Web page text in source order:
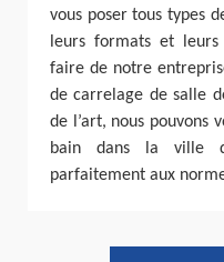
vous poser tous types
leurs formats et leurs
faire de notre
de carrelage de salle
de l’art, nous pouvons
bain dans la ville
parfaitement aux